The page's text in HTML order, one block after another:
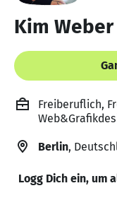
Kim Weber
Freiberuflich,
Berlin,
Logg Dich ein, um